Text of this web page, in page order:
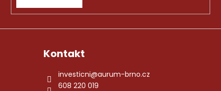
ý
p
Kontakt
investicni@aurum-brno.cz
608 220 019